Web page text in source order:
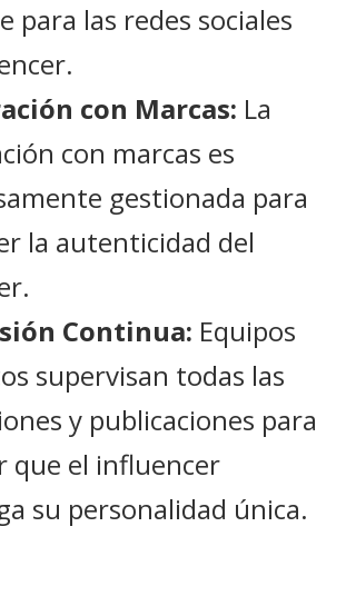
para las redes sociales
con Marcas: La
con marcas es
gestionada para
la autenticidad del
Continua: Equipos
supervisan todas las
y publicaciones para
que el influencer
su personalidad única.